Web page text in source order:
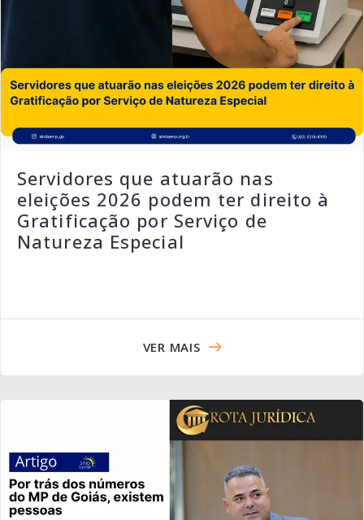
Servidores que atuarão nas
eleições 2026 podem ter direito à
Gratificação por Serviço de
Natureza Especial
VER MAIS